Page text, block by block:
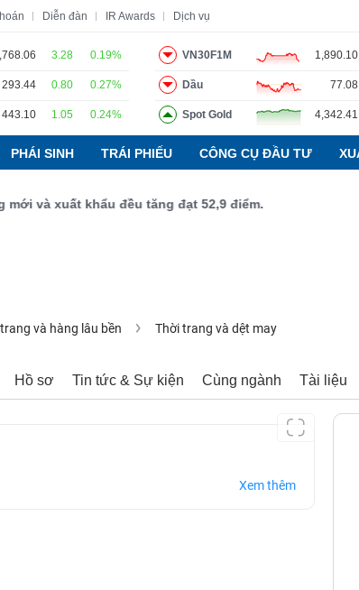
Diễn đàn IR Awards Dịch vụ
3.28 0.19%
293.44 0.80 0.27%
443.10 1.05 0.24%
VN30F1M 1,890.10
Dầu 77.08
Spot Gold 4,342.41
PHÁI SINH TRÁI PHIẾU CÔNG CỤ ĐẦU TƯ
xuất khẩu đều tăng đạt 52,9 điểm.
và hàng lâu bền Thời trang và dệt may
Hồ sơ Tin tức & Sự kiện Cùng ngành Tài liệu
Xem thêm
Báo cáo phân tích Thuật ngữ